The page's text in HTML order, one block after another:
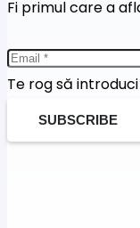
Fi primul care a
Te rog să
SUBSCRIBE